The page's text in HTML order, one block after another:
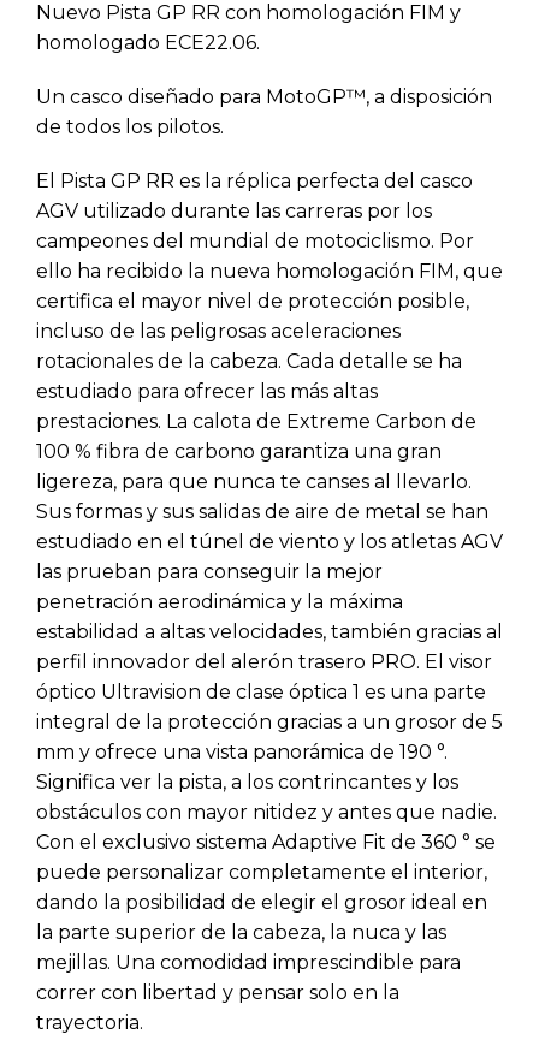
Nuevo Pista GP RR con homologación FIM y
homologado ECE22.06.
Un casco diseñado para MotoGP™, a disposición
de todos los pilotos.
El Pista GP RR es la réplica perfecta del casco
AGV utilizado durante las carreras por los
campeones del mundial de motociclismo. Por
ello ha recibido la nueva homologación FIM, que
certifica el mayor nivel de protección posible,
incluso de las peligrosas aceleraciones
rotacionales de la cabeza. Cada detalle se ha
estudiado para ofrecer las más altas
prestaciones. La calota de Extreme Carbon de
100 % fibra de carbono garantiza una gran
ligereza, para que nunca te canses al llevarlo.
Sus formas y sus salidas de aire de metal se han
estudiado en el túnel de viento y los atletas AGV
las prueban para conseguir la mejor
penetración aerodinámica y la máxima
estabilidad a altas velocidades, también gracias al
perfil innovador del alerón trasero PRO. El visor
óptico Ultravision de clase óptica 1 es una parte
integral de la protección gracias a un grosor de 5
mm y ofrece una vista panorámica de 190 °.
Significa ver la pista, a los contrincantes y los
obstáculos con mayor nitidez y antes que nadie.
Con el exclusivo sistema Adaptive Fit de 360 ° se
puede personalizar completamente el interior,
dando la posibilidad de elegir el grosor ideal en
la parte superior de la cabeza, la nuca y las
mejillas. Una comodidad imprescindible para
correr con libertad y pensar solo en la
trayectoria.